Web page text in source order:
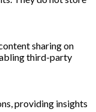
sharing on
third-party
providing insights